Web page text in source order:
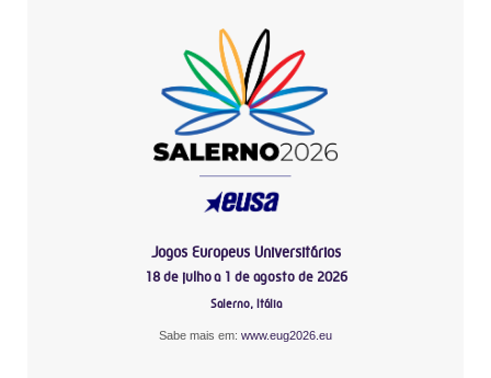
Jogos Europeus Universitários
18 de julho a 1 de agosto de 2026
Salerno, Itália
Sabe mais em: www.eug2026.eu